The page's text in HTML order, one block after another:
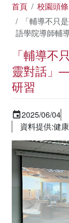
首頁
校園頭條
「輔導不只
語學院導師輔
「輔導不
靈對話」
研習
2025/06/04
資料提供:健